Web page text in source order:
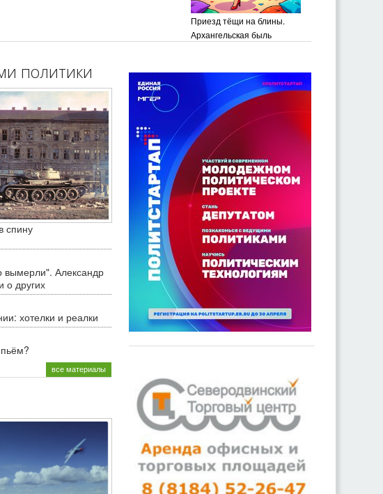
Приезд тёщи на блины.
Архангельская быль
политики
спину
Александр
о других
хотелки и реалки
все материалы